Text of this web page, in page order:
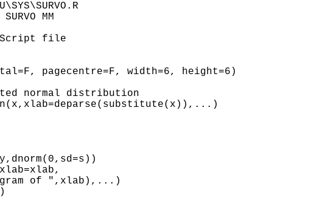
MM
file
pagecentre=F, width=6, height=6)
normal distribution
of ",xlab),...)